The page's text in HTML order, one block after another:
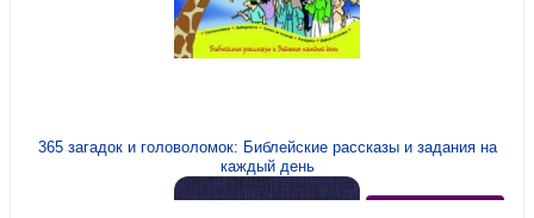
365 загадок и головоломок: Библейские рассказы и задания на
каждый день